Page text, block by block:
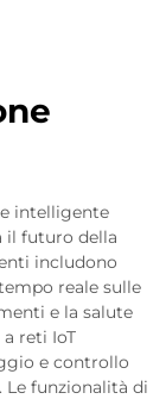
intelligente
il futuro della
includono
reale sulle
e la salute
reti IoT
e controllo
funzionalità di